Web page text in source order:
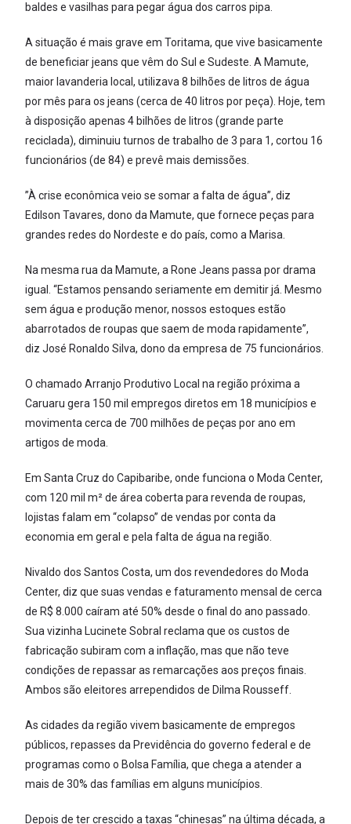
baldes e vasilhas para pegar água dos carros pipa.
A situação é mais grave em Toritama, que vive basicamente
de beneficiar jeans que vêm do Sul e Sudeste. A Mamute,
maior lavanderia local, utilizava 8 bilhões de litros de água
por mês para os jeans (cerca de 40 litros por peça). Hoje, tem
à disposição apenas 4 bilhões de litros (grande parte
reciclada), diminuiu turnos de trabalho de 3 para 1, cortou 16
funcionários (de 84) e prevê mais demissões.
”À crise econômica veio se somar a falta de água”, diz
Edilson Tavares, dono da Mamute, que fornece peças para
grandes redes do Nordeste e do país, como a Marisa.
Na mesma rua da Mamute, a Rone Jeans passa por drama
igual. “Estamos pensando seriamente em demitir já. Mesmo
sem água e produção menor, nossos estoques estão
abarrotados de roupas que saem de moda rapidamente”,
diz José Ronaldo Silva, dono da empresa de 75 funcionários.
O chamado Arranjo Produtivo Local na região próxima a
Caruaru gera 150 mil empregos diretos em 18 municípios e
movimenta cerca de 700 milhões de peças por ano em
artigos de moda.
Em Santa Cruz do Capibaribe, onde funciona o Moda Center,
com 120 mil m² de área coberta para revenda de roupas,
lojistas falam em “colapso” de vendas por conta da
economia em geral e pela falta de água na região.
Nivaldo dos Santos Costa, um dos revendedores do Moda
Center, diz que suas vendas e faturamento mensal de cerca
de R$ 8.000 caíram até 50% desde o final do ano passado.
Sua vizinha Lucinete Sobral reclama que os custos de
fabricação subiram com a inflação, mas que não teve
condições de repassar as remarcações aos preços finais.
Ambos são eleitores arrependidos de Dilma Rousseff.
As cidades da região vivem basicamente de empregos
públicos, repasses da Previdência do governo federal e de
programas como o Bolsa Família, que chega a atender a
mais de 30% das famílias em alguns municípios.
Depois de ter crescido a taxas “chinesas” na última década, a